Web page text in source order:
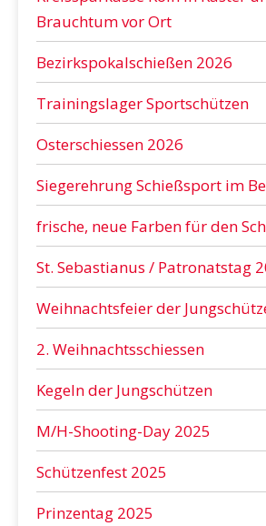
Brauchtum vor Ort
Bezirkspokalschießen 2026
Trainingslager Sportschützen
Osterschiessen 2026
Siegerehrung Schießsport im
frische, neue Farben für den
St. Sebastianus / Patronatstag
Weihnachtsfeier der
2. Weihnachtsschiessen
Kegeln der Jungschützen
M/H-Shooting-Day 2025
Schützenfest 2025
Prinzentag 2025